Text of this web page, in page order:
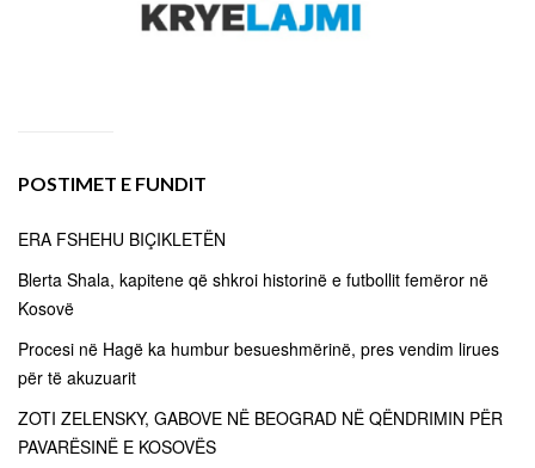
POSTIMET E FUNDIT
ERA FSHEHU BIÇIKLETËN
Blerta Shala, kapitene që shkroi historinë e futbollit femëror në
Kosovë
Procesi në Hagë ka humbur besueshmërinë, pres vendim lirues
për të akuzuarit
ZOTI ZELENSKY, GABOVE NË BEOGRAD NË QËNDRIMIN PËR
PAVARËSINË E KOSOVËS